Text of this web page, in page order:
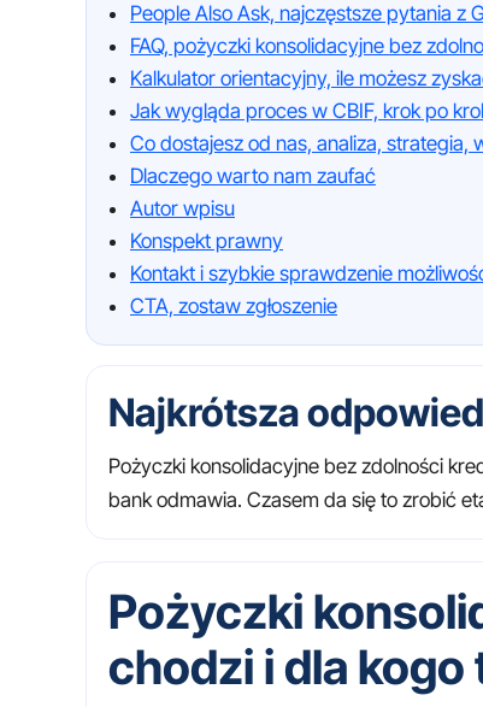
People Also Ask, najczęstsze pytania z
FAQ, pożyczki konsolidacyjne bez
Kalkulator orientacyjny, ile możesz
Jak wygląda proces w CBIF, krok po
Co dostajesz od nas, analiza, strategia,
Dlaczego warto nam zaufać
Autor wpisu
Konspekt prawny
Kontakt i szybkie sprawdzenie
CTA, zostaw zgłoszenie
Najkrótsza
Pożyczki konsolidacyjne bez zdolności
bank odmawia. Czasem da się to zrobić
Pożyczki
chodzi i dla kogo